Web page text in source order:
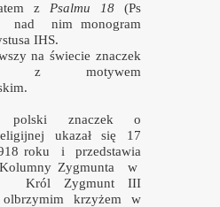
z Psalmu 18
(Ps
nad
nim monogram
IHS.
na świecie znaczek
z motywem
polski znaczek o
ukazał się 17
roku
i
przedstawia
Kolumny Zygmunta
w
Król Zygmunt III
krzyżem w
2012 roku w Poznaniu